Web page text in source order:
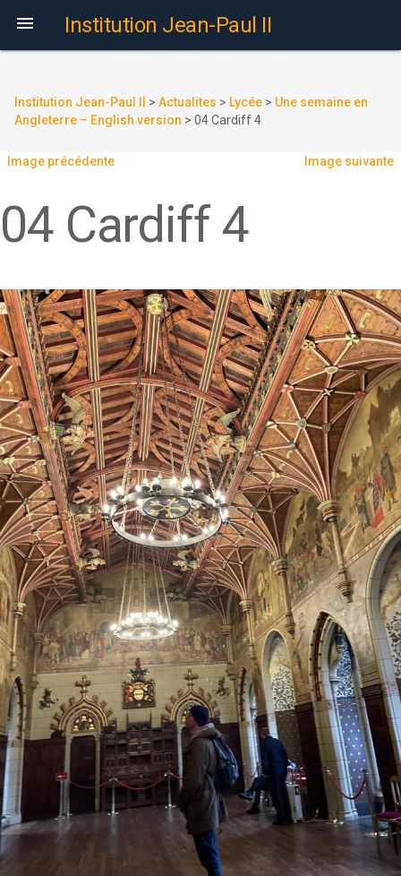
 Institution Jean-Paul II
Institution Jean-Paul II > Actualites > Lycée > Une semaine en
Angleterre – English version > 04 Cardiff 4
Image précédente Image suivante
04 Cardiff 4